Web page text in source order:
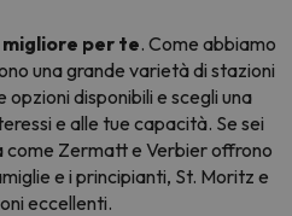
per te. Come abbiamo
una grande varietà di stazioni
opzioni disponibili e scegli una
e alle tue capacità. Se sei
Zermatt e Verbier offrono
e i principianti, St. Moritz e
eccellenti.